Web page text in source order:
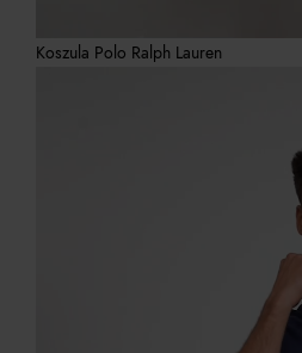
Koszula Polo Ralph Lauren